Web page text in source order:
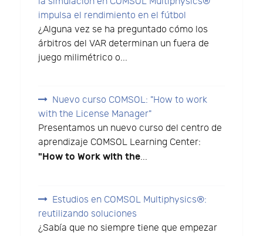
impulsa el rendimiento en el fútbol
¿Alguna vez se ha preguntado cómo los
árbitros del VAR determinan un fuera de
juego milimétrico o...
Nuevo curso COMSOL: "How to work
with the License Manager"
Presentamos un nuevo curso del centro de
aprendizaje COMSOL Learning Center:
"How to Work with the...
Estudios en COMSOL Multiphysics®:
reutilizando soluciones
¿Sabía que no siempre tiene que empezar